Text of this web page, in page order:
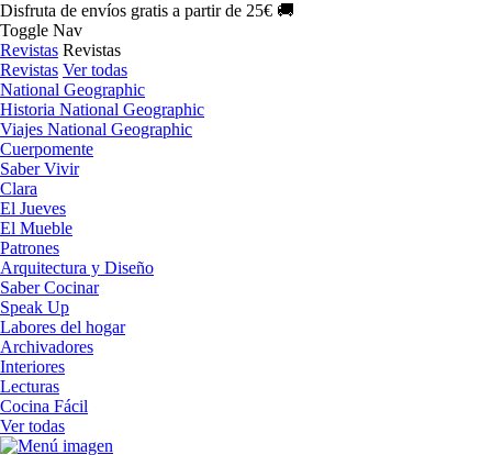
Disfruta de envíos gratis a partir de 25€ 🚚
Toggle Nav
Revistas Revistas
Revistas Ver todas
National Geographic
Historia National Geographic
Viajes National Geographic
Cuerpomente
Saber Vivir
Clara
El Jueves
El Mueble
Patrones
Arquitectura y Diseño
Saber Cocinar
Speak Up
Labores del hogar
Archivadores
Interiores
Lecturas
Cocina Fácil
Ver todas